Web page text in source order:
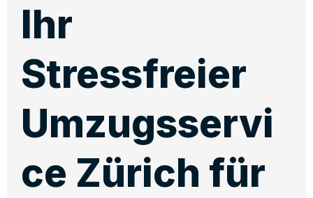
Ihr
Stressfreier
Umzugsservi
ce Zürich für